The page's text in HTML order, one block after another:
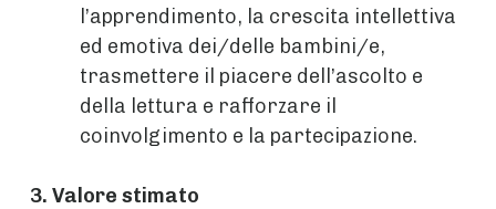
l’apprendimento, la crescita intellettiva
ed emotiva dei/delle bambini/e,
trasmettere il piacere dell’ascolto e
della lettura e rafforzare il
coinvolgimento e la partecipazione.
3. Valore stimato